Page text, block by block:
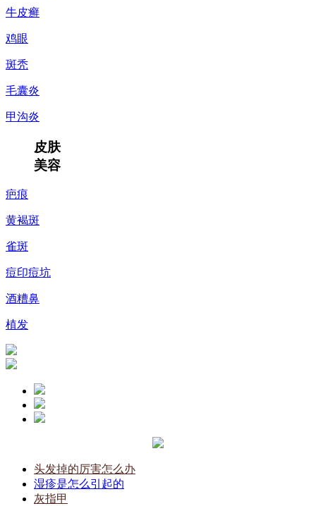
牛皮癣
鸡眼
斑秃
毛囊炎
甲沟炎
皮肤
美容
疤痕
黄褐斑
雀斑
痘印痘坑
酒糟鼻
植发
头发掉的厉害怎么办
湿疹是怎么引起的
灰指甲